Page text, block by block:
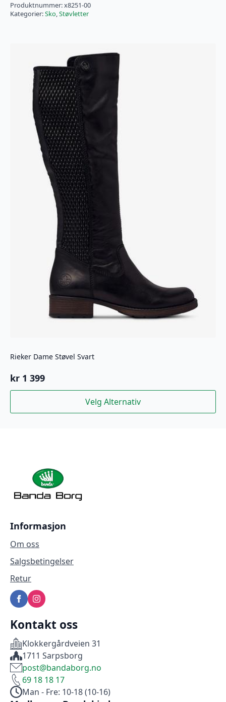
Produktnummer:x8251-00
Kategorier:Sko,Støvletter
Rieker Dame Støvel Svart
kr 1 399
Velg Alternativ
Dette
har
velges
produktsiden
Informasjon
Om oss
Salgsbetingelser
Retur
Kontakt oss
Klokkergårdveien 31
1711 Sarpsborg
post@bandaborg.no
69 18 18 17
Man - Fre: 10-18 (10-16)